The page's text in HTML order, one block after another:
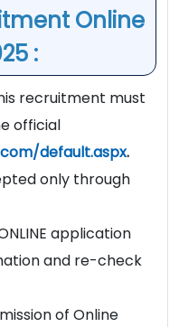
Online
:
recruitment must
official
default.aspx.
only through
application
and re-check
of Online